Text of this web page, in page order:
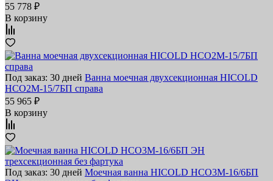
55 778 ₽
В корзину
Под заказ: 30 дней Ванна моечная двухсекционная HICOLD
НСО2М-15/7БП справа
55 965 ₽
В корзину
Под заказ: 30 дней Моечная ванна HICOLD НСО3М-16/6БП